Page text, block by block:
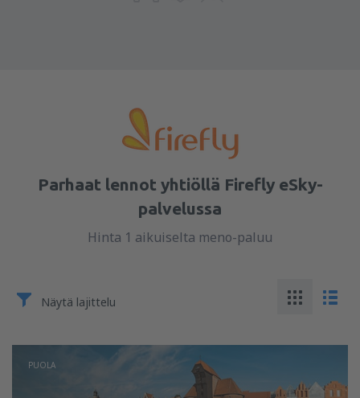
Parhaat lennot yhtiöllä Firefly eSky-
palvelussa
Hinta 1 aikuiselta meno-paluu
Näytä lajittelu
PUOLA